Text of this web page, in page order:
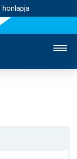
honlapja